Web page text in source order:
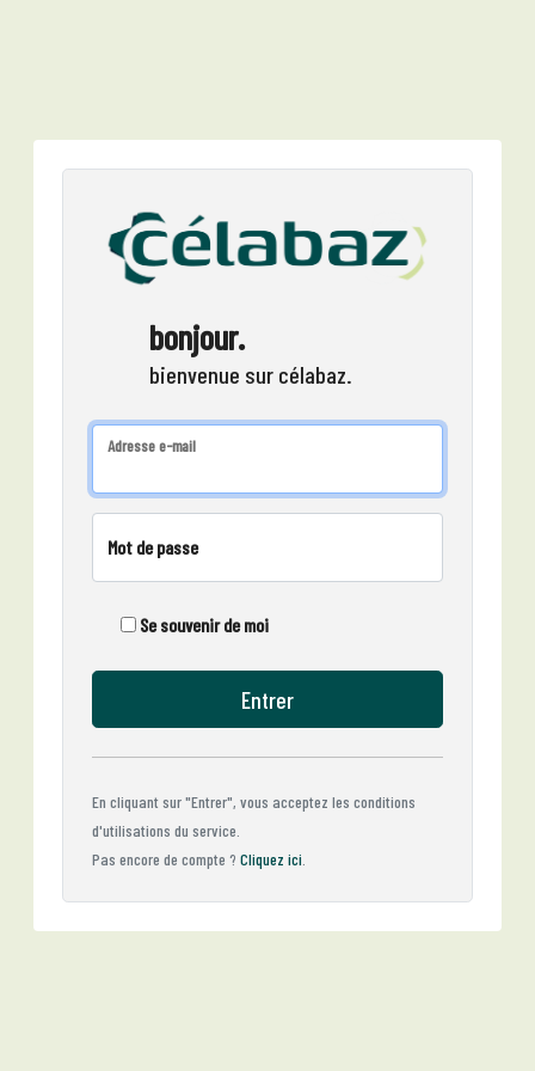
bonjour.
bienvenue sur célabaz.
Adresse e-mail
Mot de passe
Se souvenir de moi
Entrer
En cliquant sur "Entrer", vous acceptez les conditions
d'utilisations du service.
Pas encore de compte ? Cliquez ici